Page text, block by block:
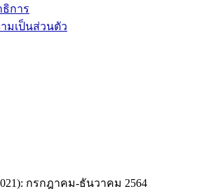
การ
มเป็นส่วนตัว
กรกฎาคม-ธันวาคม 2564